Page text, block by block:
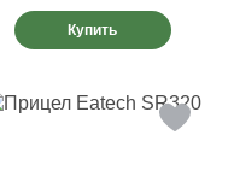
Купить